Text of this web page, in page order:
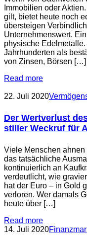
Immobilien oder
gilt, bietet heute noch
übersteigen
Unternehmenswert.
physische
Jahrhunderten als
von Zinsen, Börsen […]
Read more
22. Juli 2020
Der Wertverlust
stiller Weckruf für
Viele Menschen
das tatsächliche
kontinuierlich an
verdeutlicht, wie
hat der Euro – in Gold
verloren. Wer damals
heute über […]
Read more
14. Juli 2020